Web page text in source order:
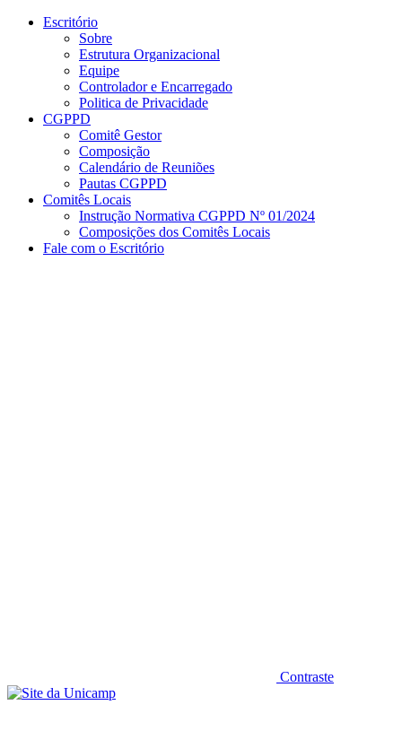
Conteúdo principal
Escritório
Sobre
Estrutura Organizacional
Equipe
Controlador e Encarregado
Politica de Privacidade
CGPPD
Comitê Gestor
Composição
Calendário de Reuniões
Pautas CGPPD
Comitês Locais
Instrução Normativa CGPPD Nº 01/2024
Composições dos Comitês Locais
Fale com o Escritório
Contraste